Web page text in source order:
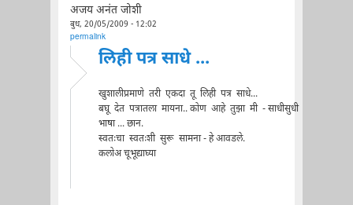
अजय अनंत जोशी
बुध, 20/05/2009 - 12:02
permalink
लिही पत्र साधे ...
खुशालीप्रमाणे तरी एकदा तू लिही पत्र साधे...
बघू देत पत्रातला मायना.. कोण आहे तुझा मी - साधीसुधी
भाषा ... छान.
स्वतःचा स्वतःशी सुरू सामना - हे आवडले.
कलोअ चूभूद्याघ्या